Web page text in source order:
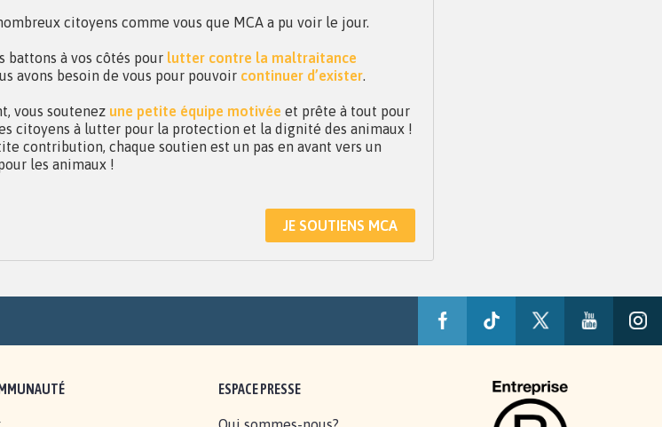
citoyens comme vous que MCA a pu voir le jour.
battons à vos côtés pour lutter contre la maltraitance
avons besoin de vous pour pouvoir continuer d’exister.
vous soutenez une petite équipe motivée et prête à tout pour
citoyens à lutter pour la protection et la dignité des animaux !
contribution, chaque soutien est un pas en avant vers un
les animaux !
JE SOUTIENS MCA
ESPACE PRESSE